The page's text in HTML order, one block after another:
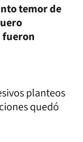
temor de
fueron
planteos
quedó